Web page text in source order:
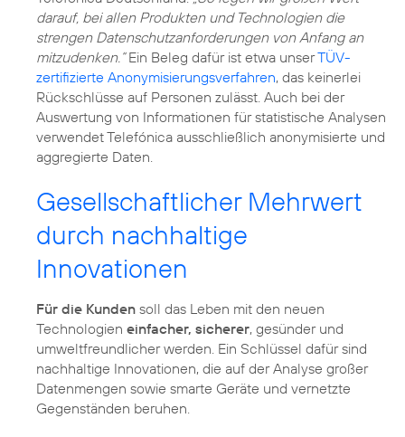
darauf, bei allen Produkten und Technologien die
strengen Datenschutzanforderungen von Anfang an
mitzudenken.“Ein Beleg dafür ist etwa unserTÜV-
zertifizierte Anonymisierungsverfahren, das keinerlei
Rückschlüsse auf Personen zulässt. Auch bei der
Auswertung von Informationen für statistische Analysen
verwendet Telefónica ausschließlich anonymisierte und
aggregierte Daten.
Gesellschaftlicher Mehrwert
durch nachhaltige
Innovationen
Für die Kunden soll das Leben mit den neuen
Technologien einfacher, sicherer, gesünder und
umweltfreundlicher werden. Ein Schlüssel dafür sind
nachhaltige Innovationen, die auf der Analyse großer
Datenmengen sowie smarte Geräte und vernetzte
Gegenständen beruhen.